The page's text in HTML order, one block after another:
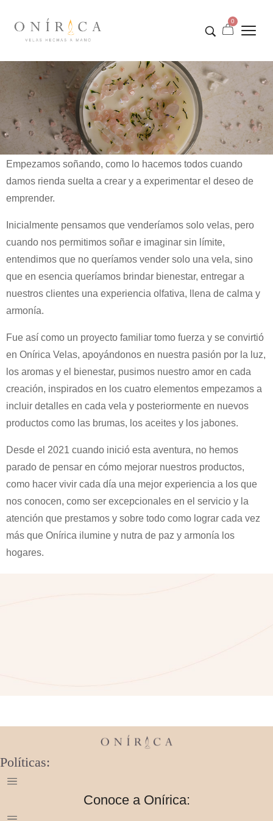
0
Empezamos soñando, como lo hacemos todos cuando
damos rienda suelta a crear y a experimentar el deseo de
emprender.
Inicialmente pensamos que venderíamos solo velas, pero
cuando nos permitimos soñar e imaginar sin límite,
entendimos que no queríamos vender solo una vela, sino
que en esencia queríamos brindar bienestar, entregar a
nuestros clientes una experiencia olfativa, llena de calma y
armonía.
Fue así como un proyecto familiar tomo fuerza y se convirtió
en Onírica Velas, apoyándonos en nuestra pasión por la luz,
los aromas y el bienestar, pusimos nuestro amor en cada
creación, inspirados en los cuatro elementos empezamos a
incluir detalles en cada vela y posteriormente en nuevos
productos como las brumas, los aceites y los jabones.
Desde el 2021 cuando inició esta aventura, no hemos
parado de pensar en cómo mejorar nuestros productos,
como hacer vivir cada día una mejor experiencia a los que
nos conocen, como ser excepcionales en el servicio y la
atención que prestamos y sobre todo como lograr cada vez
más que Onírica ilumine y nutra de paz y armonía los
hogares.
Políticas:
Conoce a Onírica: